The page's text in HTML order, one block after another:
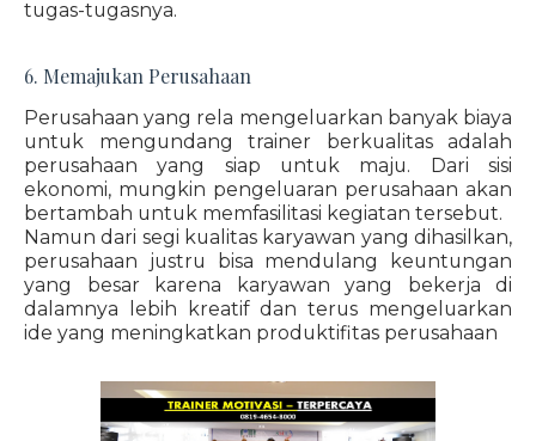
tugas-tugasnya.
6. Memajukan Perusahaan
Perusahaan yang rela mengeluarkan banyak biaya
untuk mengundang trainer berkualitas adalah
perusahaan yang siap untuk maju. Dari sisi
ekonomi, mungkin pengeluaran perusahaan akan
bertambah untuk memfasilitasi kegiatan tersebut.
Namun dari segi kualitas karyawan yang dihasilkan,
perusahaan justru bisa mendulang keuntungan
yang besar karena karyawan yang bekerja di
dalamnya lebih kreatif dan terus mengeluarkan
ide yang meningkatkan produktifitas perusahaan